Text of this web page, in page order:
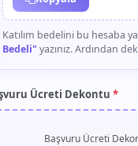
Katılım bedelini bu hesaba
Bedeli" yazınız. Ardından
Ücreti Dekontu *
Başvuru Ücreti